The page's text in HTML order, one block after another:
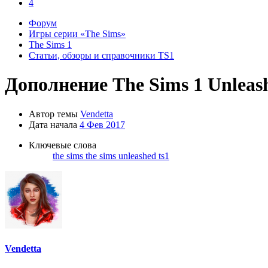
4
Форум
Игры серии «The Sims»
The Sims 1
Статьи, обзоры и справочники TS1
Дополнение The Sims 1
Автор темы Vendetta
Дата начала 4 Фев 2017
Ключевые слова
the sims the sims unleashed ts1
Vendetta